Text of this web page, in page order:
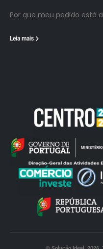
Por que meu pedido está
Leia mais